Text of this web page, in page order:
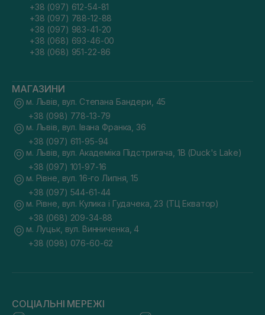
+38 (097) 612-54-81
+38 (097) 788-12-88
+38 (097) 983-41-20
+38 (068) 693-46-00
+38 (068) 951-22-86
МАГАЗИНИ
м. Львів, вул. Степана Бандери, 45
+38 (098) 778-13-79
м. Львів, вул. Івана Франка, 36
+38 (097) 611-95-94
м. Львів, вул. Академіка Підстригача, 1В (Duck's Lake)
+38 (097) 101-97-16
м. Рівне, вул. 16-го Липня, 15
+38 (097) 544-61-44
м. Рівне, вул. Кулика і Гудачека, 23 (ТЦ Екватор)
+38 (068) 209-34-88
м. Луцьк, вул. Винниченка, 4
+38 (098) 076-60-62
СОЦІАЛЬНІ МЕРЕЖІ